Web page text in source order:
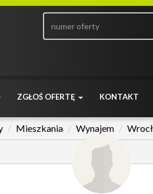
ZGŁOŚ OFERTĘ KONTAKT
Mieszkania Wynajem